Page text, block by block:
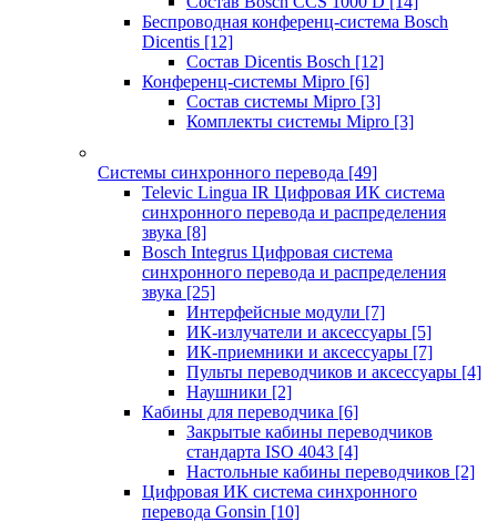
Беспроводная конференц-система Bosch
Dicentis [12]
Состав Dicentis Bosch [12]
Конференц-системы Mipro [6]
Состав системы Mipro [3]
Комплекты системы Mipro [3]
Системы синхронного перевода [49]
Televic Lingua IR Цифровая ИК система
синхронного перевода и распределения
звука [8]
Bosch Integrus Цифровая система
синхронного перевода и распределения
звука [25]
Интерфейсные модули [7]
ИК-излучатели и аксессуары [5]
ИК-приемники и аксессуары [7]
Пульты переводчиков и аксессуары [4]
Наушники [2]
Кабины для переводчика [6]
Закрытые кабины переводчиков
стандарта ISO 4043 [4]
Настольные кабины переводчиков [2]
Цифровая ИК система синхронного
перевода Gonsin [10]